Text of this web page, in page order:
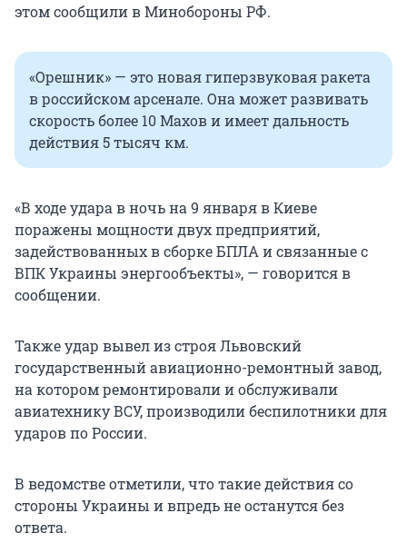
этом сообщили в Минобороны РФ.
«Орешник» — это новая гиперзвуковая ракета
в российском арсенале. Она может развивать
скорость более 10 Махов и имеет дальность
действия 5 тысяч км.
«В ходе удара в ночь на 9 января в Киеве
поражены мощности двух предприятий,
задействованных в сборке БПЛА и связанные с
ВПК Украины энергообъекты», — говорится в
сообщении.
Также удар вывел из строя Львовский
государственный авиационно-ремонтный завод,
на котором ремонтировали и обслуживали
авиатехнику ВСУ, производили беспилотники для
ударов по России.
В ведомстве отметили, что такие действия со
стороны Украины и впредь не останутся без
ответа.